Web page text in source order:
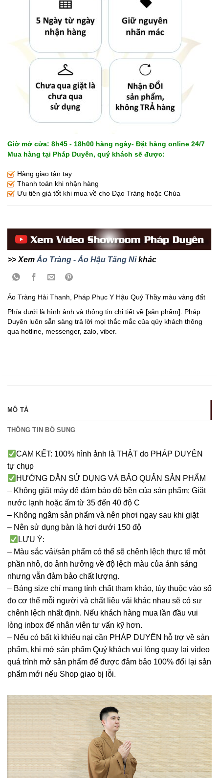
Giờ mở cửa: 8h45 - 18h00 hàng ngày- Đặt hàng online 24/7
Mua hàng tại Pháp Duyên, quý khách sẽ được:
Hàng giao tận tay
Thanh toán khi nhận hàng
Ưu tiên giá tốt khi mua về cho Đạo Tràng hoặc Chùa
>> Xem Áo Tràng - Áo Hậu Tăng Nikhác
Áo Tràng Hải Thanh, Pháp Phục Y Hậu Quý Thầy màu vàng đất
Phía dưới là hình ảnh và thông tin chi tiết về [sản phẩm]. Pháp
Duyên luôn sẵn sàng trả lời mọi thắc mắc của qúy khách thông
qua hotline, messenger, zalo, viber.
MÔ TẢ
THÔNG TIN BỔ SUNG
CAM KẾT: 100% hình ảnh là THẬT do PHÁP DUYÊN
tự chụp
HƯỚNG DẪN SỬ DỤNG VÀ BẢO QUẢN SẢN PHẨM
– Không giặt máy để đảm bảo độ bền của sản phẩm; Giặt
nước lạnh hoặc ấm từ 35 đến 40 độ C
– Không ngâm sản phẩm và nên phơi ngay sau khi giặt
– Nên sử dụng bàn là hơi dưới 150 độ
LƯU Ý:
– Màu sắc vải/sản phẩm có thể sẽ chênh lệch thực tế một
phần nhỏ, do ảnh hưởng về độ lệch màu của ánh sáng
nhưng vẫn đảm bảo chất lượng.
– Bảng size chỉ mang tính chất tham khảo, tùy thuộc vào số
đo cơ thể mỗi người và chất liệu vải khác nhau sẽ có sự
chênh lệch nhất định. Nếu khách hàng mua lần đầu vui
lòng inbox để nhân viên tư vấn kỹ hơn.
– Nếu có bất kì khiếu nại cần PHÁP DUYÊN hỗ trợ về sản
phẩm, khi mở sản phẩm Quý khách vui lòng quay lại video
quá trình mở sản phẩm để được đảm bảo 100% đổi lại sản
phẩm mới nếu Shop giao bị lỗi.